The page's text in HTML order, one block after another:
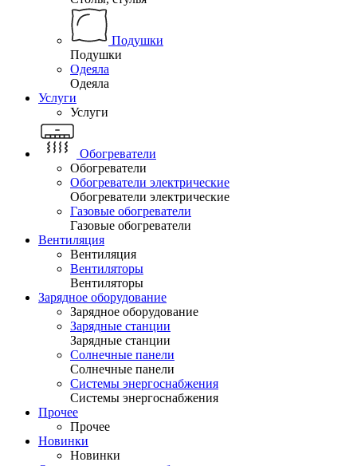
Подушки
Подушки
Одеяла
Одеяла
Услуги
Услуги
Обогреватели
Обогреватели
Обогреватели электрические
Обогреватели электрические
Газовые обогреватели
Газовые обогреватели
Вентиляция
Вентиляция
Вентиляторы
Вентиляторы
Зарядное оборудование
Зарядное оборудование
Зарядные станции
Зарядные станции
Солнечные панели
Солнечные панели
Системы энергоснабжения
Системы энергоснабжения
Прочее
Прочее
Новинки
Новинки